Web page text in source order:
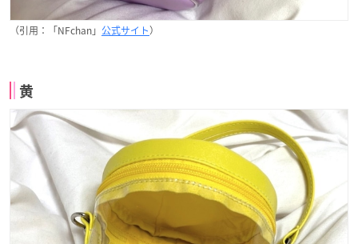
（引用：「NFchan」 公式サイト）
黄